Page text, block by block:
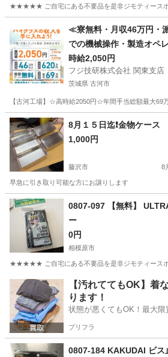
★★★★★ ご自宅にある不要品を是非ジモティースポ
家庭用品 スプレー
≪寮無料・月収46万円・
での機械操作・製造オペ
時給2,050円
フジ技研株式会社 関東支店
茨城県 古河市
【古河工場】☆高時給2050円☆年間手当総額最大
茨城 古河市 その他
8月１５日迄❗️金物ケース
1,000円
藤沢市 8
早急に引き取り可能な方にお譲りします
神奈川 藤沢市 金物
0807-097 【無料】
ー
0円
相模原市
★★★★★ ご自宅にある不要品を是非ジモティースポ
神奈川 相模原市 食器 現地
【汚れててもOK】着
ります！
状態が悪くてもOK！最大限
プリフラ
0807-184 KAKUDAI ビス